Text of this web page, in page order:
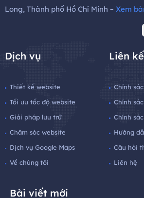
Long, Thành phố Hồ Chí Minh – Xem
Dịch vụ
Thiết kế website
Tối ưu tốc độ website
Giải pháp lưu trữ
Chăm sóc website
Dịch vụ Google Maps
Về chúng tôi
Liên
Chính
Chính
Chính
Hướng
Câu hỏi
Liên hệ
Bài viết mới